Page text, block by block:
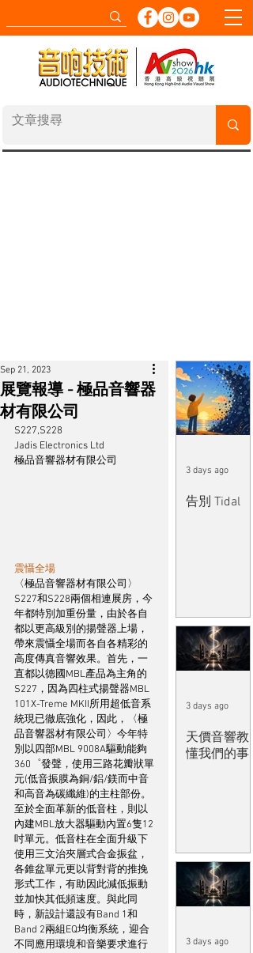
展覽報導 - 極品音響器
材有限公司
Sep 21, 2023
S227,S228
Jadis Electronics Ltd
極品音響器材有限公司
震懾全場
〈極品音響器材有限公司〉
S227和S228兩個相連展房，今
年都特別加重份量，由於各自
都以更高級別的揚聲器上場，
帶來震懾全場而各自各精彩的
高度傳真音響效果。首先，一
直都以德國MBL產品為主角的
S227，因為四柱式揚聲器MBL
101X-Treme MKII所用超低音系
統現已徹底強化，因此，〈極
品音響器材有限公司〉今年特
別以四部MBL 9008A驅動能夠
360゜發聲，使用三路花瓣狀單
元(低音振膜為銅/鋁/鎂而中音
和高音為碳纖維)的主柱部份。
至於全面革新的低音柱，則以
內建MBL放大器驅動內置6隻12
吋單元。低音柱在全面升級下
使用三文治夾層式合金振盆，
各錐盆單元更以背對背的推挽
形式工作，有助因此減低振動
並加快其低頻速度。與此同
時，新設計還設有Band 1和
Band 2兩組EQ均衡系統，迎合
不同應用環境和音樂要求進行
告別 Tidal
3 days ago
天價音響教
懂我們的事
3 days ago
3 days ago